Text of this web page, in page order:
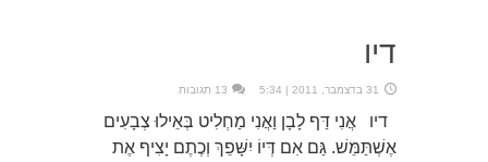
דיו
31 בדצמבר, 2011 | 5:34 13 תגובות
דיו אֲנִי דַּף לָבָן וַאֲנִי מַחְלִיט בְּאֵילוּ צְבָעִים
אֶשְׁתַּמֵּשׁ. גַּם אִם דְּיוֹ יִשָּׁפֵךְ וְכֶתֶם יָצִיף אֶת